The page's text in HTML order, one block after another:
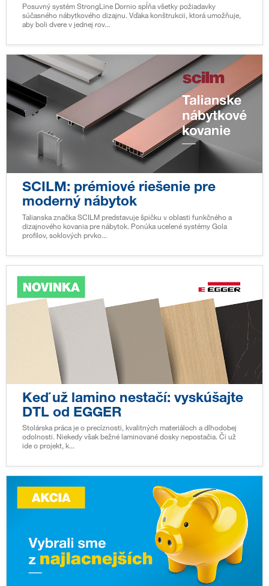
Posuvný systém StrongLine Dornio spĺňa všetky požiadavky
súčasného nábytkového dizajnu. Vďaka konštrukcii, ktorá umožňuje,
aby boli dvere v jednej rov...
SCILM: prémiové riešenie pre
moderný nábytok
Talianska značka SCILM predstavuje špičku v oblasti funkčného a
dizajnového kovania pre nábytok. Ponúka ucelené systémy Gola
profilov, soklových prvko...
Keď už lamino nestačí: vyskúšajte
DTL od EGGER
Stolárska práca je o precíznosti, kvalitných materiáloch a dlhodobej
odolnosti. Niekedy však bežné laminované dosky nepostačia. Či už
ide o projekt, k...